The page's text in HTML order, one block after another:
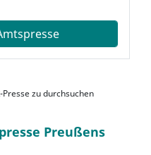
Presse zu durchsuchen
Preußens